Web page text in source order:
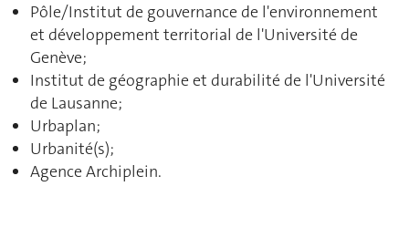
Pôle/Institut de gouvernance de l'environnement
et développement territorial de l'Université de
Genève;
Institut de géographie et durabilité de l'Université
de Lausanne;
Urbaplan;
Urbanité(s);
Agence Archiplein.